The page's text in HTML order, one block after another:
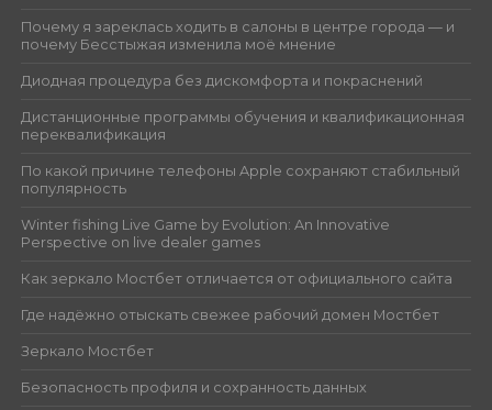
Почему я зареклась ходить в салоны в центре города — и
почему Бесстыжая изменила моё мнение
Диодная процедура без дискомфорта и покраснений
Дистанционные программы обучения и квалификационная
переквалификация
По какой причине телефоны Apple сохраняют стабильный
популярность
Winter fishing Live Game by Evolution: An Innovative
Perspective on live dealer games
Как зеркало Мостбет отличается от официального сайта
Где надёжно отыскать свежее рабочий домен Мостбет
Зеркало Мостбет
Безопасность профиля и сохранность данных